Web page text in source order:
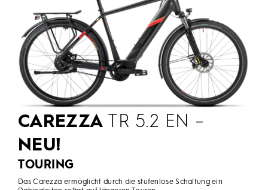
CAREZZA TR 5.2 EN –
NEU!
TOURING
Das Carezza ermöglicht durch die stufenlose Schaltung ein